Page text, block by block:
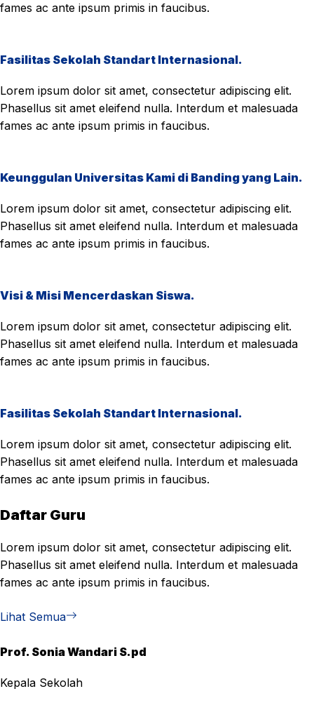
fames ac ante ipsum primis in faucibus.
Fasilitas Sekolah Standart Internasional.
Lorem ipsum dolor sit amet, consectetur adipiscing elit.
Phasellus sit amet eleifend nulla. Interdum et malesuada
fames ac ante ipsum primis in faucibus.
Keunggulan Universitas Kami di Banding yang Lain.
Lorem ipsum dolor sit amet, consectetur adipiscing elit.
Phasellus sit amet eleifend nulla. Interdum et malesuada
fames ac ante ipsum primis in faucibus.
Visi & Misi Mencerdaskan Siswa.
Lorem ipsum dolor sit amet, consectetur adipiscing elit.
Phasellus sit amet eleifend nulla. Interdum et malesuada
fames ac ante ipsum primis in faucibus.
Fasilitas Sekolah Standart Internasional.
Lorem ipsum dolor sit amet, consectetur adipiscing elit.
Phasellus sit amet eleifend nulla. Interdum et malesuada
fames ac ante ipsum primis in faucibus.
Daftar Guru
Lorem ipsum dolor sit amet, consectetur adipiscing elit.
Phasellus sit amet eleifend nulla. Interdum et malesuada
fames ac ante ipsum primis in faucibus.
Lihat Semua
Prof. Sonia Wandari S.pd
Kepala Sekolah